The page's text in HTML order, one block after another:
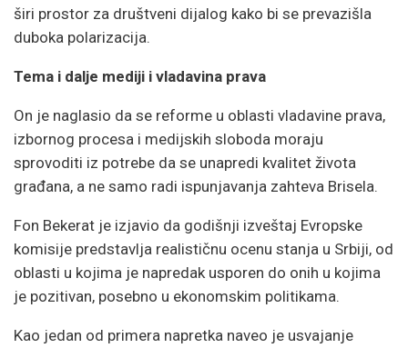
širi prostor za društveni dijalog kako bi se prevazišla
duboka polarizacija.
Tema i dalje mediji i vladavina prava
On je naglasio da se reforme u oblasti vladavine prava,
izbornog procesa i medijskih sloboda moraju
sprovoditi iz potrebe da se unapredi kvalitet života
građana, a ne samo radi ispunjavanja zahteva Brisela.
Fon Bekerat je izjavio da godišnji izveštaj Evropske
komisije predstavlja realističnu ocenu stanja u Srbiji, od
oblasti u kojima je napredak usporen do onih u kojima
je pozitivan, posebno u ekonomskim politikama.
Kao jedan od primera napretka naveo je usvajanje